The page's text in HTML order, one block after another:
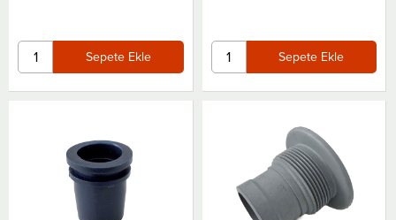
Sepete Ekle Sepete Ekle